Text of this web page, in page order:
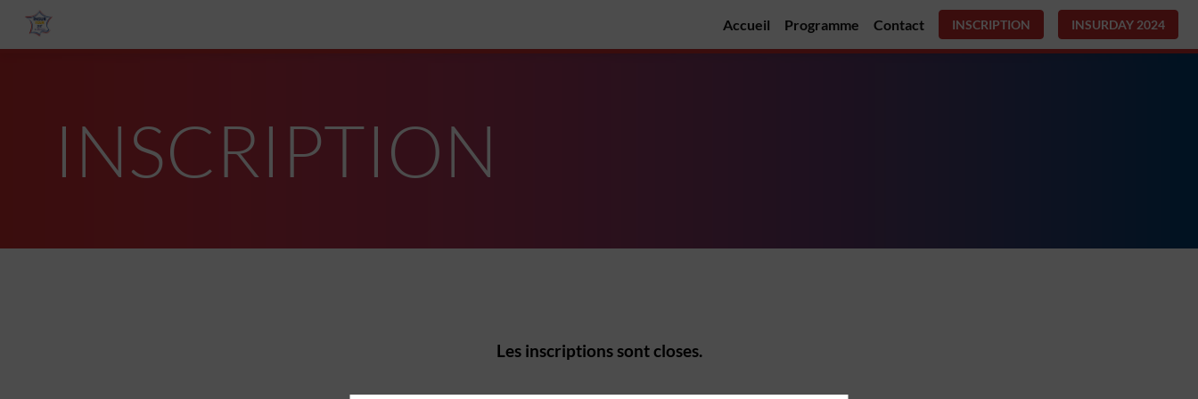
Accueil Programme Contact INSCRIPTION INSURDAY 2024
INSCRIPTION
Les inscriptions sont closes.